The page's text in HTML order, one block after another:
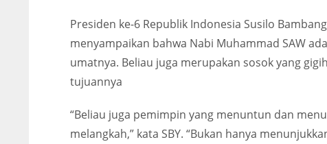
Presiden ke-6 Republik Indonesia Susilo
menyampaikan bahwa Nabi Muhammad SAW
umatnya. Beliau juga merupakan sosok yang
tujuannya
“Beliau juga pemimpin yang menuntun dan
melangkah,” kata SBY. “Bukan hanya